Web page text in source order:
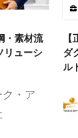
・素材流
リューシ
・ア
ダ
ル